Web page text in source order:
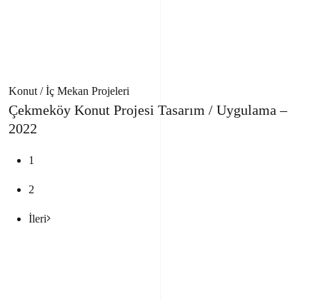
Konut / İç Mekan Projeleri
Çekmeköy Konut Projesi Tasarım / Uygulama –
2022
1
2
İleri